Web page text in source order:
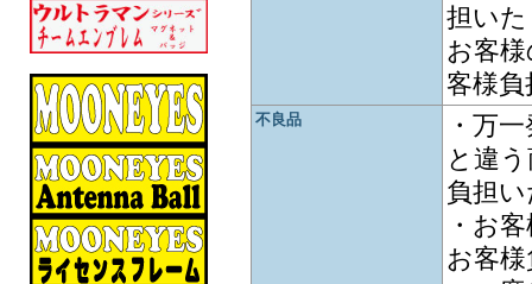
担い
お客
客様
不良品
・万
と違
負担
・お
お客